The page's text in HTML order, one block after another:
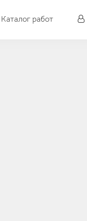
Каталог работ